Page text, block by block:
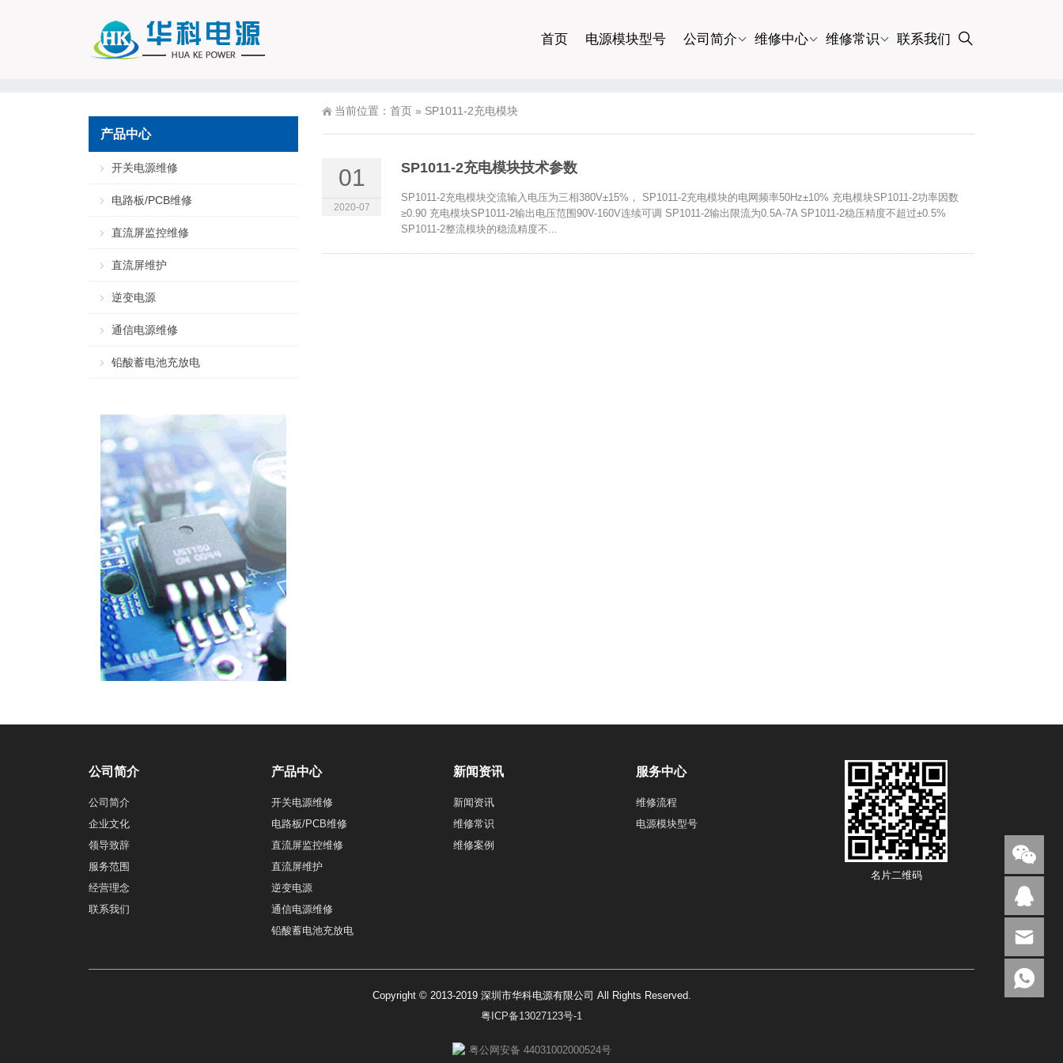
首页 电源模块型号 公司简介 维修中心 维修常识 联系我们
当前位置： 首页 » SP1011-2充电模块
01
2020-07
SP1011-2充电模块技术参数
SP1011-2充电模块交流输入电压为三相380V±15%， SP1011-2充电模块的电网频率50Hz±10% 充电模块SP1011-2功率因数
≥0.90 充电模块SP1011-2输出电压范围90V-160V连续可调 SP1011-2输出限流为0.5A-7A SP1011-2稳压精度不超过±0.5%
SP1011-2整流模块的稳流精度不...
产品中心
开关电源维修
电路板/PCB维修
直流屏监控维修
直流屏维护
逆变电源
通信电源维修
铅酸蓄电池充放电
公司简介
公司简介
企业文化
领导致辞
服务范围
经营理念
联系我们
产品中心
开关电源维修
电路板/PCB维修
直流屏监控维修
直流屏维护
逆变电源
通信电源维修
铅酸蓄电池充放电
新闻资讯
新闻资讯
维修常识
维修案例
服务中心
维修流程
电源模块型号
名片二维码
Copyright © 2013-2019 深圳市华科电源有限公司 All Rights Reserved.
粤ICP备13027123号-1
粤公网安备 44031002000524号